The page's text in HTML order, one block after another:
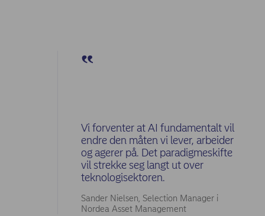
Vi forventer at AI fundamentalt vil
endre den måten vi lever, arbeider
og agerer på. Det paradigmeskifte
vil strekke seg langt ut over
teknologisektoren.
Sander Nielsen, Selection Manager i
Nordea Asset Management